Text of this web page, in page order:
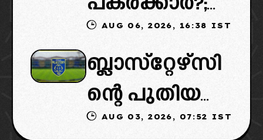
യുടെ മികച്ച
യുവതാരങ്ങ
ളെ
ഉടമകളെത്താ
ൻ വൈകും,
കോടതിയുടെ
നീക്കവും
ഐഎസ്എല്ലി
ൽ പുതിയ
ടീമിനെ
ഉൾപ്പെടുത്താ
AUG 06, 2026, 16:38 IST
ബ്ലാസ്‌റ്റേഴ്‌സി
ന്റെ പുതിയ
ഉടമകളിൽAUG 03, 2026, 07:52 IST